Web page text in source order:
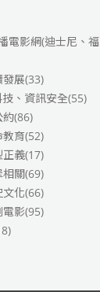
網(迪士尼、福斯、索尼)
展(33)
、資訊安全(55)
約(86)
育(52)
正義(17)
相關(69)
化(66)
影(95)